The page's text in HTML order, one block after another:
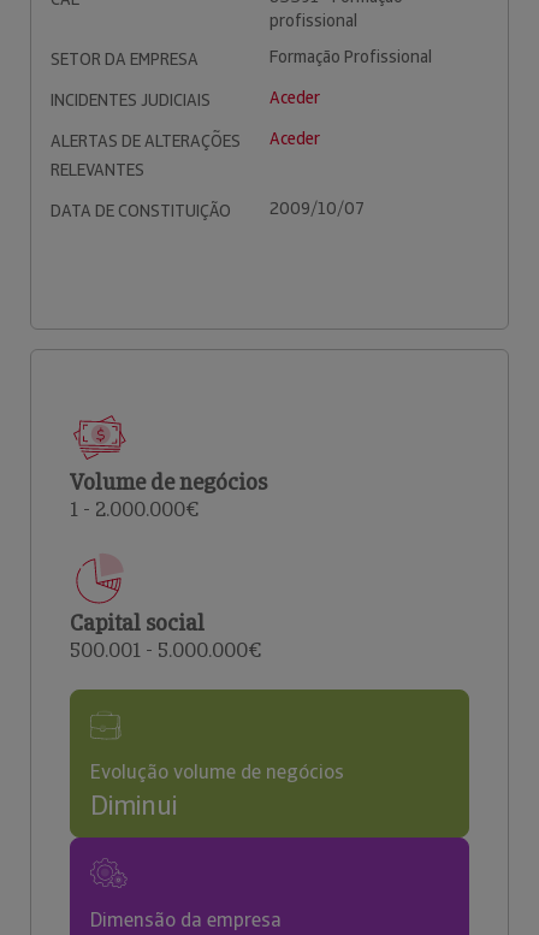
profissional
SETOR DA EMPRESA
Formação Profissional
INCIDENTES JUDICIAIS
Aceder
ALERTAS DE ALTERAÇÕES
RELEVANTES
Aceder
DATA DE CONSTITUIÇÃO 2009/10/07
Volume de negócios
1 - 2.000.000€
Capital social
500.001 - 5.000.000€
Evolução volume de negócios
Diminui
Dimensão da empresa